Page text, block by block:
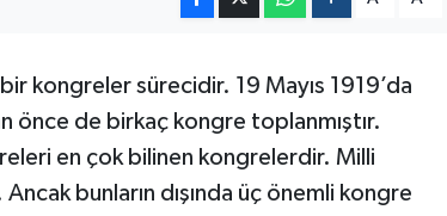
kongreler sürecidir. 19 Mayıs 1919’da
önce de birkaç kongre toplanmıştır.
en çok bilinen kongrelerdir. Milli
bunların dışında üç önemli kongre